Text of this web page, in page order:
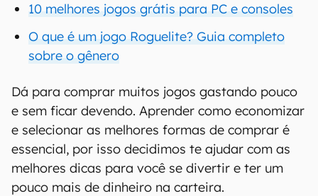
10 melhores jogos grátis para PC e consoles
O que é um jogo Roguelite? Guia completo
sobre o gênero
Dá para comprar muitos jogos gastando pouco
e sem ficar devendo. Aprender como economizar
e selecionar as melhores formas de comprar é
essencial, por isso decidimos te ajudar com as
melhores dicas para você se divertir e ter um
pouco mais de dinheiro na carteira.